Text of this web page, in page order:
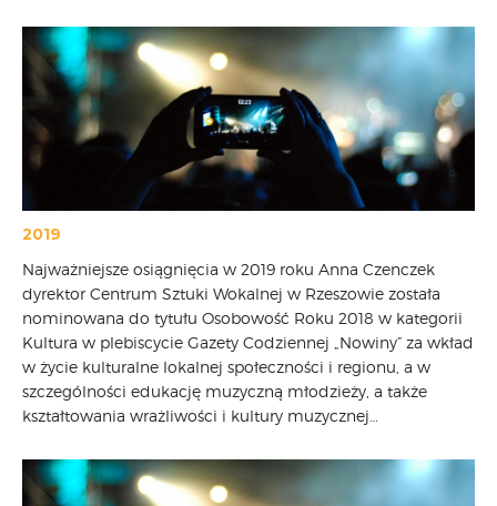
2019
Najważniejsze osiągnięcia w 2019 roku Anna Czenczek
dyrektor Centrum Sztuki Wokalnej w Rzeszowie została
nominowana do tytułu Osobowość Roku 2018 w kategorii
Kultura w plebiscycie Gazety Codziennej „Nowiny” za wkład
w życie kulturalne lokalnej społeczności i regionu, a w
szczególności edukację muzyczną młodzieży, a także
kształtowania wrażliwości i kultury muzycznej…